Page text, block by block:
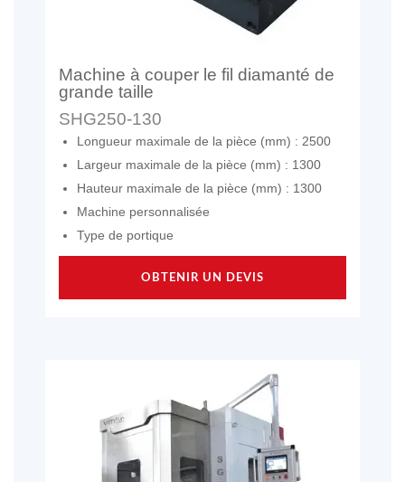
Machine à couper le fil diamanté de
grande taille
SHG250-130
Longueur maximale de la pièce (mm) : 2500
Largeur maximale de la pièce (mm) : 1300
Hauteur maximale de la pièce (mm) : 1300
Machine personnalisée
Type de portique
OBTENIR UN DEVIS